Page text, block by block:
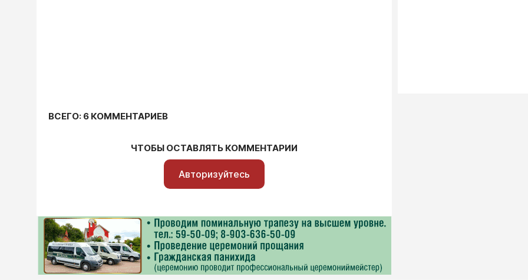
ВСЕГО: 6 КОММЕНТАРИЕВ
ЧТОБЫ ОСТАВЛЯТЬ КОММЕНТАРИИ
Авторизуйтесь